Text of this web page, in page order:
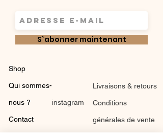
S`abonner maintenant
Shop
Qui sommes-
nous ?
Contact
instagram
Livraisons & retours
Conditions
générales de vente